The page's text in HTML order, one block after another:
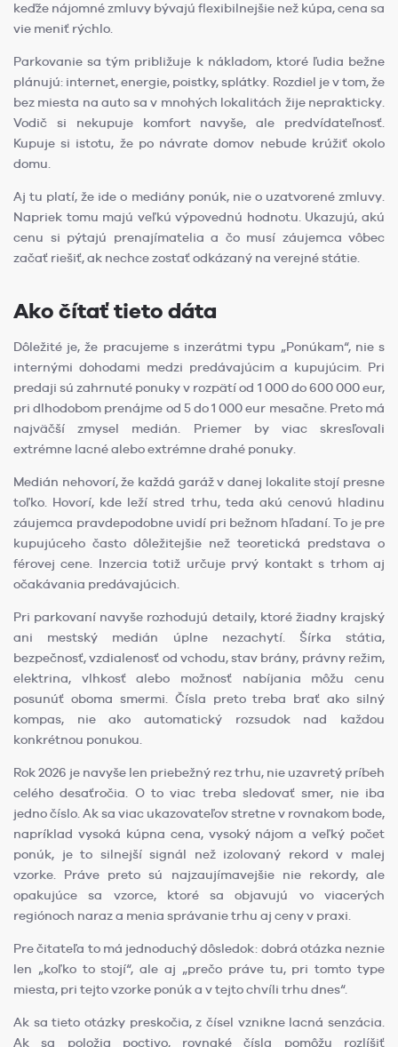
keďže nájomné zmluvy bývajú flexibilnejšie než kúpa, cena sa
vie meniť rýchlo.
Parkovanie sa tým približuje k nákladom, ktoré ľudia bežne
plánujú: internet, energie, poistky, splátky. Rozdiel je v tom, že
bez miesta na auto sa v mnohých lokalitách žije neprakticky.
Vodič si nekupuje komfort navyše, ale predvídateľnosť.
Kupuje si istotu, že po návrate domov nebude krúžiť okolo
domu.
Aj tu platí, že ide o mediány ponúk, nie o uzatvorené zmluvy.
Napriek tomu majú veľkú výpovednú hodnotu. Ukazujú, akú
cenu si pýtajú prenajímatelia a čo musí záujemca vôbec
začať riešiť, ak nechce zostať odkázaný na verejné státie.
Ako čítať tieto dáta
Dôležité je, že pracujeme s inzerátmi typu „Ponúkam“, nie s
internými dohodami medzi predávajúcim a kupujúcim. Pri
predaji sú zahrnuté ponuky v rozpätí od 1 000 do 600 000 eur,
pri dlhodobom prenájme od 5 do 1 000 eur mesačne. Preto má
najväčší zmysel medián. Priemer by viac skresľovali
extrémne lacné alebo extrémne drahé ponuky.
Medián nehovorí, že každá garáž v danej lokalite stojí presne
toľko. Hovorí, kde leží stred trhu, teda akú cenovú hladinu
záujemca pravdepodobne uvidí pri bežnom hľadaní. To je pre
kupujúceho často dôležitejšie než teoretická predstava o
férovej cene. Inzercia totiž určuje prvý kontakt s trhom aj
očakávania predávajúcich.
Pri parkovaní navyše rozhodujú detaily, ktoré žiadny krajský
ani mestský medián úplne nezachytí. Šírka státia,
bezpečnosť, vzdialenosť od vchodu, stav brány, právny režim,
elektrina, vlhkosť alebo možnosť nabíjania môžu cenu
posunúť oboma smermi. Čísla preto treba brať ako silný
kompas, nie ako automatický rozsudok nad každou
konkrétnou ponukou.
Rok 2026 je navyše len priebežný rez trhu, nie uzavretý príbeh
celého desaťročia. O to viac treba sledovať smer, nie iba
jedno číslo. Ak sa viac ukazovateľov stretne v rovnakom bode,
napríklad vysoká kúpna cena, vysoký nájom a veľký počet
ponúk, je to silnejší signál než izolovaný rekord v malej
vzorke. Práve preto sú najzaujímavejšie nie rekordy, ale
opakujúce sa vzorce, ktoré sa objavujú vo viacerých
regiónoch naraz a menia správanie trhu aj ceny v praxi.
Pre čitateľa to má jednoduchý dôsledok: dobrá otázka neznie
len „koľko to stojí“, ale aj „prečo práve tu, pri tomto type
miesta, pri tejto vzorke ponúk a v tejto chvíli trhu dnes“.
Ak sa tieto otázky preskočia, z čísel vznikne lacná senzácia.
Ak sa položia poctivo, rovnaké čísla pomôžu rozlíšiť